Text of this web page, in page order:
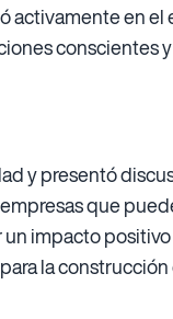
activamente en el
conscientes
y presentó
que
impacto
la